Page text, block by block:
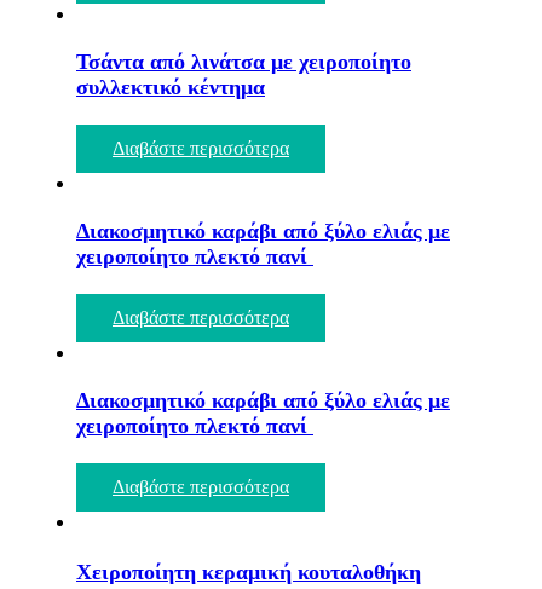
Τσάντα από λινάτσα με χειροποίητο
συλλεκτικό κέντημα
Διαβάστε περισσότερα
Διακοσμητικό καράβι από ξύλο ελιάς με
χειροποίητο πλεκτό πανί
Διαβάστε περισσότερα
Διακοσμητικό καράβι από ξύλο ελιάς με
χειροποίητο πλεκτό πανί
Διαβάστε περισσότερα
Χειροποίητη κεραμική κουταλοθήκη